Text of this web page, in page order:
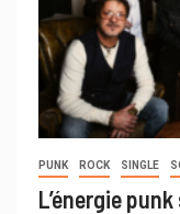
PUNK ROCK SINGLE
L’énergie